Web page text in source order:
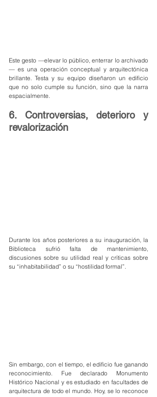
Este gesto —elevar lo público, enterrar lo archivado
— es una operación conceptual y arquitectónica
brillante. Testa y su equipo diseñaron un edificio
que no solo cumple su función, sino que la narra
espacialmente.
6. Controversias, deterioro y
revalorización
Durante los años posteriores a su inauguración, la
Biblioteca sufrió falta de mantenimiento,
discusiones sobre su utilidad real y críticas sobre
su “inhabitabilidad” o su “hostilidad formal”.
Sin embargo, con el tiempo, el edificio fue ganando
reconocimiento. Fue declarado Monumento
Histórico Nacional y es estudiado en facultades de
arquitectura de todo el mundo. Hoy, se lo reconoce